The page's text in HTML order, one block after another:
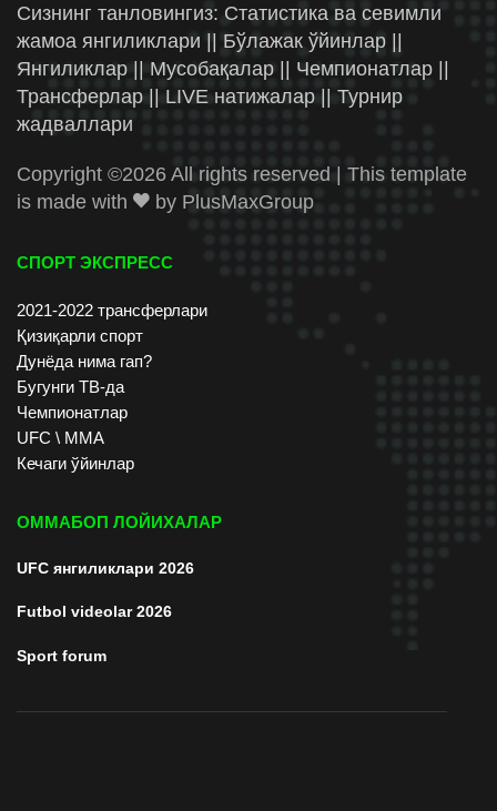
Сизнинг танловингиз: Статистика ва севимли
жамоа янгиликлари || Бўлажак ўйинлар ||
Янгиликлар || Мусобақалар || Чемпионатлар ||
Трансферлар || LIVE натижалар || Турнир
жадваллари
Copyright ©2026 All rights reserved | This template
is made with
by PlusMaxGroup
СПОРТ ЭКСПРЕСС
2021-2022 трансферлари
Қизиқарли спорт
Дунёда нима гап?
Бугунги ТВ-да
Чемпионатлар
UFC \ ММА
Кечаги ўйинлар
ОММАБОП ЛОЙИХАЛАР
UFC янгиликлари 2026
Futbol videolar 2026
Sport forum